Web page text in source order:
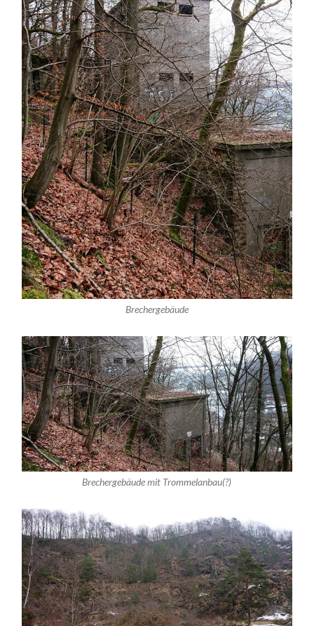
Brechergebäude
Brechergebäude mit Trommelanbau(?)